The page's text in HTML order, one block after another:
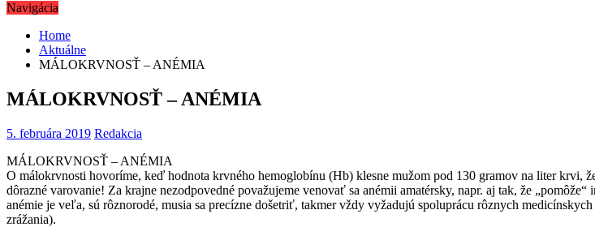
Navigácia
Home
Aktuálne
MÁLOKRVNOSŤ – ANÉMIA
MÁLOKRVNOSŤ – ANÉMIA
5. februára 2019 Redakcia
MÁLOKRVNOSŤ – ANÉMIA
O málokrvnosti hovoríme, keď hodnota krvného hemoglobínu (Hb) klesne mužom pod 130 gramov na liter krvi,
dôrazné varovanie! Za krajne nezodpovedné považujeme venovať sa anémii amatérsky, napr. aj tak, že
anémie je veľa, sú rôznorodé, musia sa precízne došetriť, takmervždy vyžadujú spoluprácu rôznych
zrážania).